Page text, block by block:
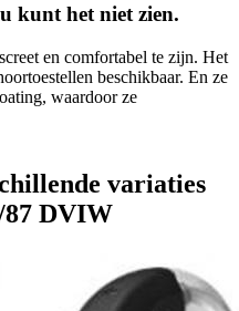
kunt het niet zien.
en comfortabel te zijn. Het
beschikbaar. En ze
waardoor ze
variaties
87 DVIW